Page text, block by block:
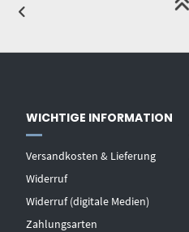
WICHTIGE INFORMATION
Versandkosten & Lieferung
Widerruf
Widerruf (digitale Medien)
Zahlungsarten